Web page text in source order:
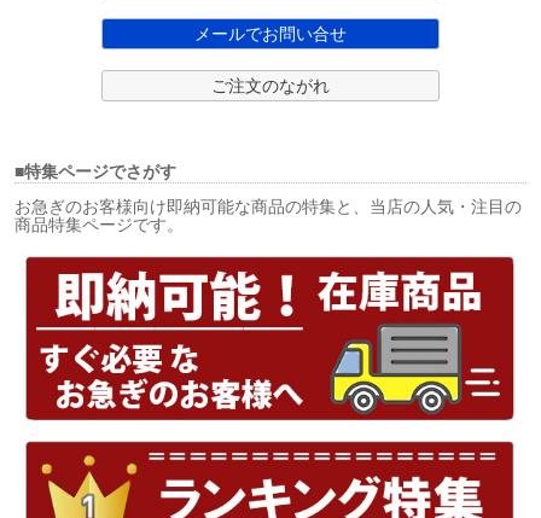
メールでお問い合せ
ご注文のながれ
■特集ページでさがす
お急ぎのお客様向け即納可能な商品の特集と、当店の人気・注目の
商品特集ページです。